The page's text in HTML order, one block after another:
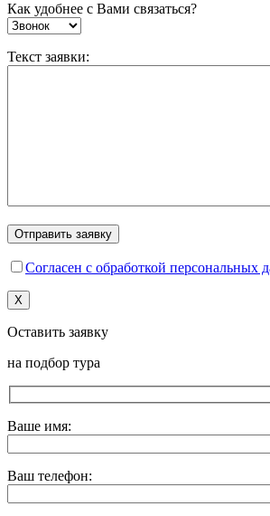
Как удобнее с Вами связаться?
Текст заявки:
Согласен с обработкой персональных
X
Оставить заявку
на подбор тура
Ваше имя:
Ваш телефон: